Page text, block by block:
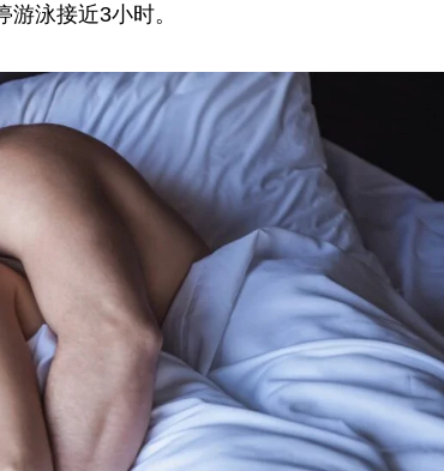
泳接近3小时。